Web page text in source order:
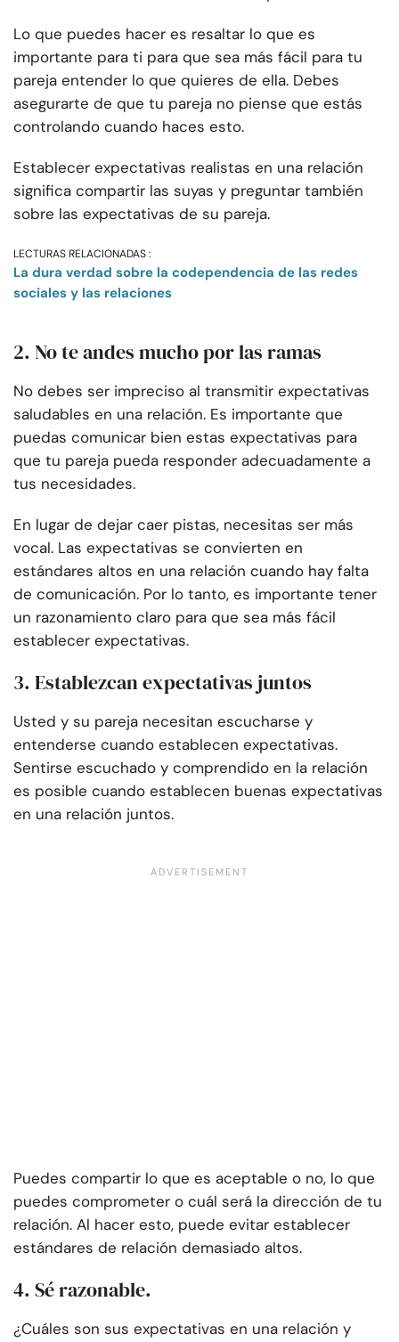
Lo que puedes hacer es resaltar lo que es
importante para ti para que sea más fácil para tu
pareja entender lo que quieres de ella. Debes
asegurarte de que tu pareja no piense que estás
controlando cuando haces esto.
Establecer expectativas realistas en una relación
significa compartir las suyas y preguntar también
sobre las expectativas de su pareja.
LECTURAS RELACIONADAS :
La dura verdad sobre la codependencia de las redes
sociales y las relaciones
2. No te andes mucho por las ramas
No debes ser impreciso al transmitir expectativas
saludables en una relación. Es importante que
puedas comunicar bien estas expectativas para
que tu pareja pueda responder adecuadamente a
tus necesidades.
En lugar de dejar caer pistas, necesitas ser más
vocal. Las expectativas se convierten en
estándares altos en una relación cuando hay falta
de comunicación. Por lo tanto, es importante tener
un razonamiento claro para que sea más fácil
establecer expectativas.
3. Establezcan expectativas juntos
Usted y su pareja necesitan escucharse y
entenderse cuando establecen expectativas.
Sentirse escuchado y comprendido en la relación
es posible cuando establecen buenas expectativas
en una relación juntos.
Puedes compartir lo que es aceptable o no, lo que
puedes comprometer o cuál será la dirección de tu
relación. Al hacer esto, puede evitar establecer
estándares de relación demasiado altos.
4. Sé razonable.
¿Cuáles son sus expectativas en una relación y